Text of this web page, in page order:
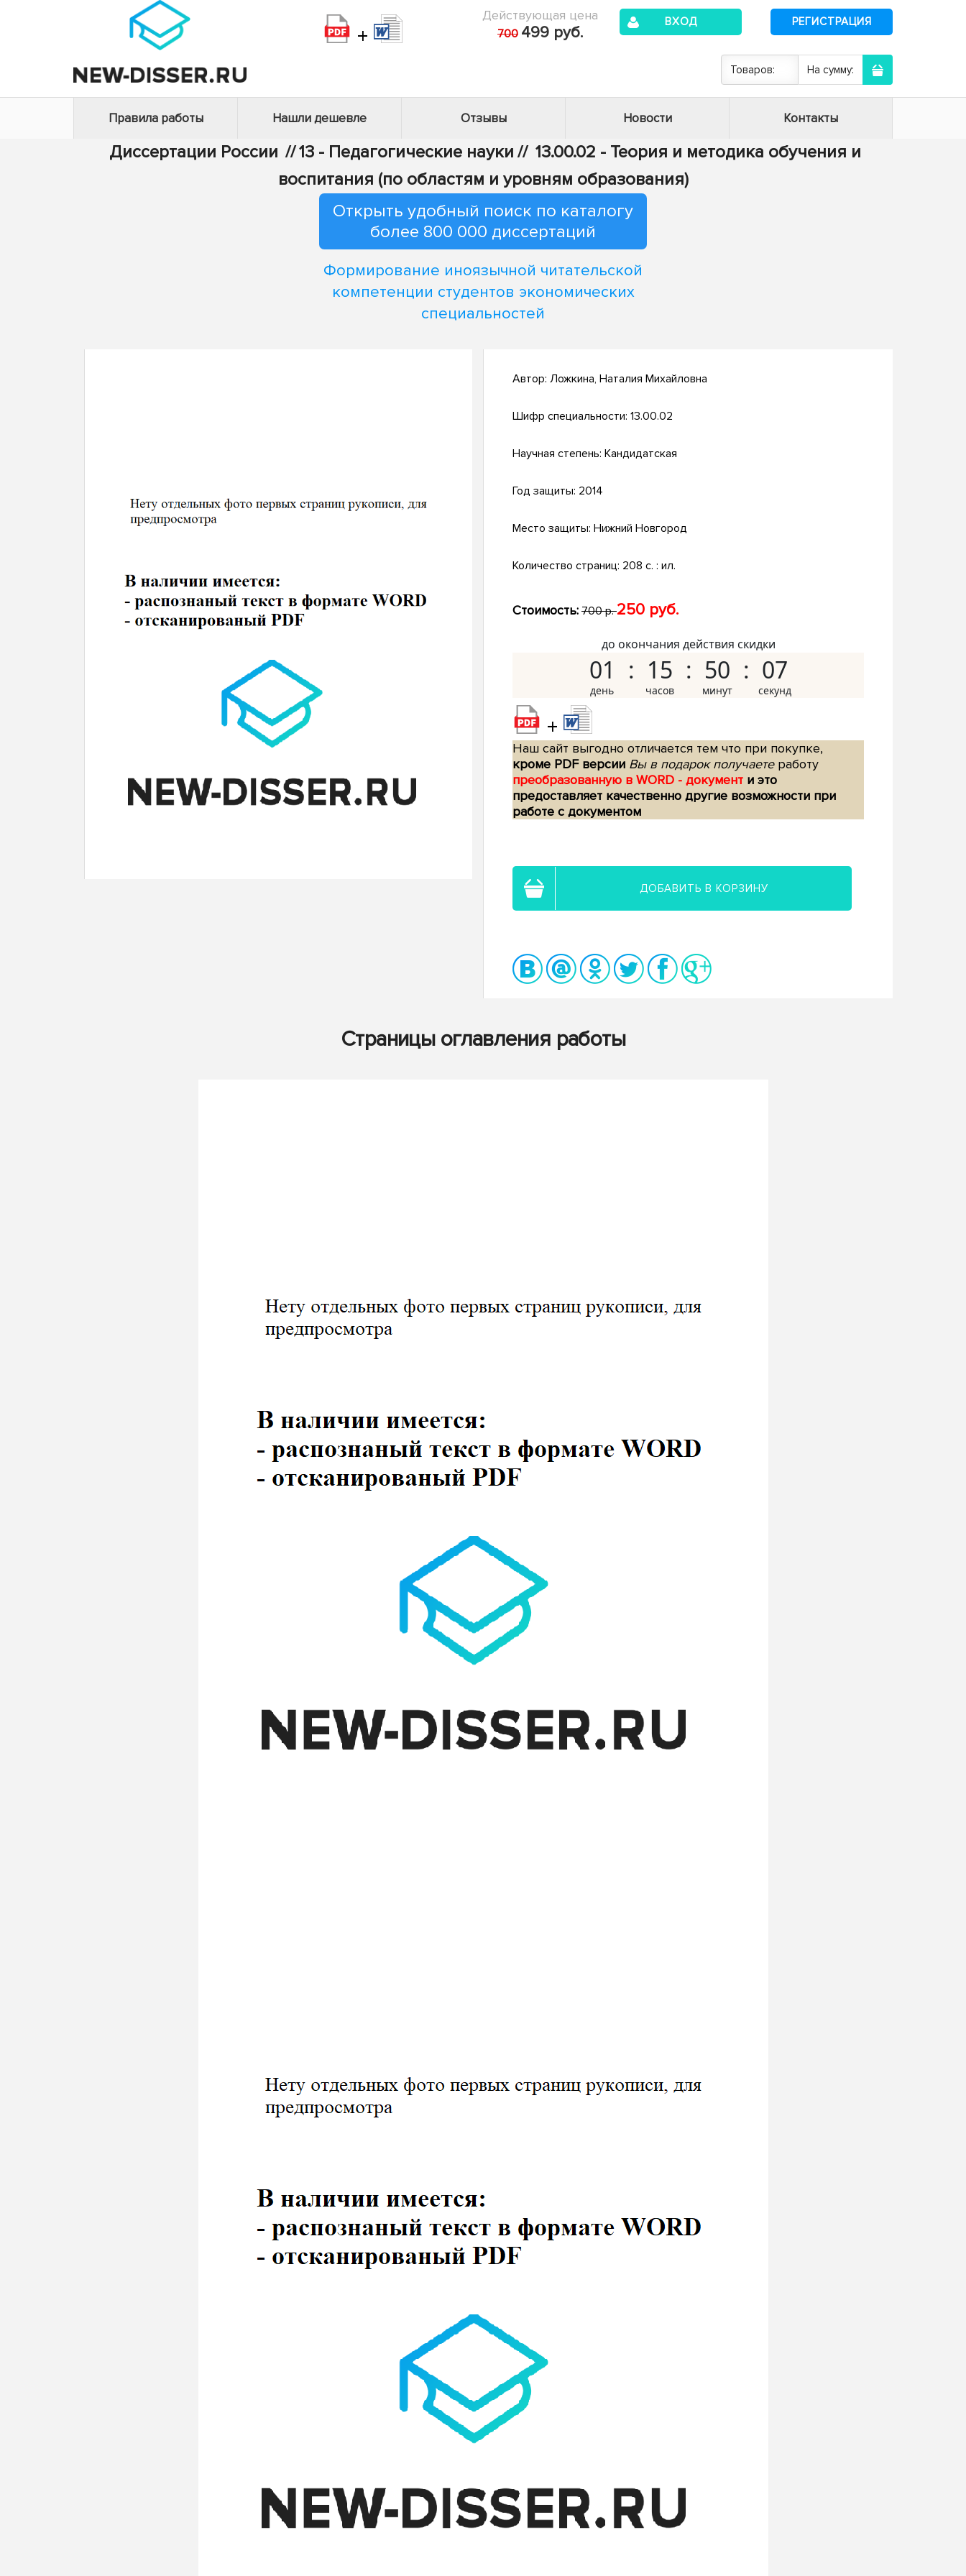
+
Действующая цена
700 499 руб.
ВХОД РЕГИСТРАЦИЯ
Товаров: На сумму:
Правила работы Нашли дешевле Отзывы Новости Контакты
Диссертации России //13 - Педагогические науки // 13.00.02 - Теория и методика обучения и
воспитания (по областям и уровням образования)
Открыть удобный поиск по каталогу
более 800 000 диссертаций
Формирование иноязычной читательской
компетенции студентов экономических
специальностей
Автор: Ложкина, Наталия Михайловна
Шифр специальности: 13.00.02
Научная степень: Кандидатская
Год защиты: 2014
Место защиты: Нижний Новгород
Количество страниц: 208 с. : ил.
Стоимость: 700 р.250 руб.
до окончания действия скидки
01 15 50 06
+
Наш сайт выгодно отличается тем что при покупке,
кроме PDF версии Вы в подарок получаетеработу
преобразованную в WORD - документ и это
предоставляет качественно другие возможности при
работе с документом
ДОБАВИТЬ В КОРЗИНУ
Страницы оглавления работы